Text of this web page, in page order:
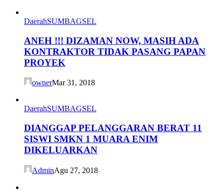
DaerahSUMBAGSEL
ANEH !!! DIZAMAN NOW, MASIH ADA
KONTRAKTOR TIDAK PASANG PAPAN
PROYEK
ownerMar 31, 2018
DaerahSUMBAGSEL
DIANGGAP PELANGGARAN BERAT 11
SISWI SMKN 1 MUARA ENIM
DIKELUARKAN
AdminAgu 27, 2018